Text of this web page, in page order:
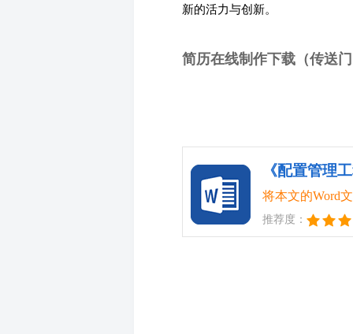
新的活力与创新。
简历在线制作下载（传送
《配置管理
将本文的Word
推荐度：